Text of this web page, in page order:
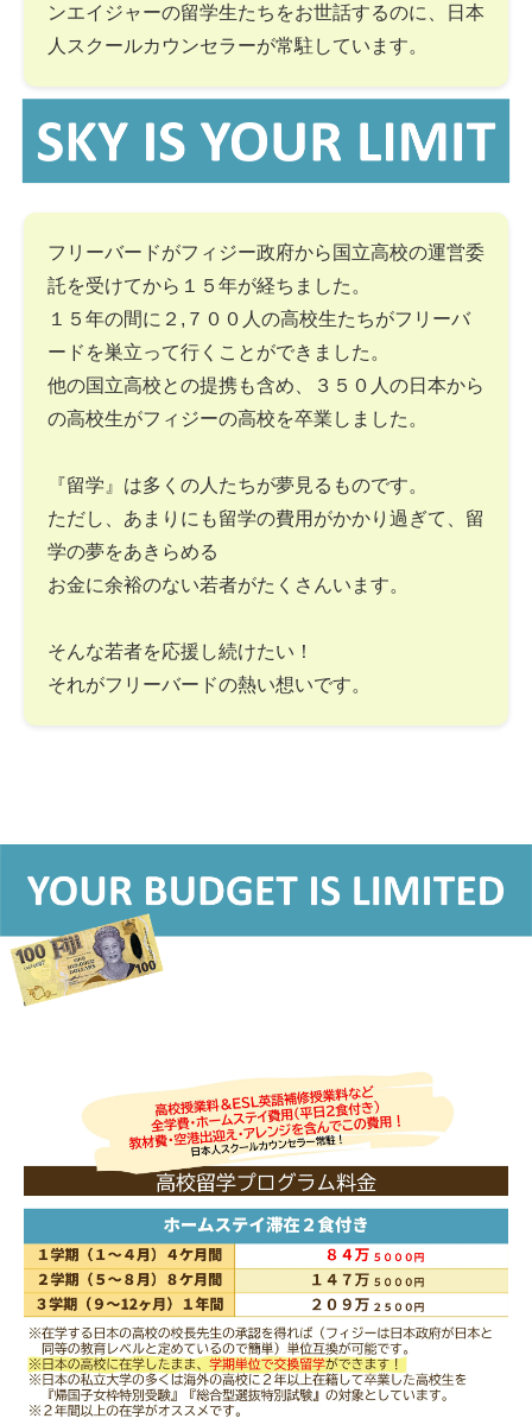
ンエイジャーの留学生たちをお世話するのに、日本
人スクールカウンセラーが常駐しています。
フリーバードがフィジー政府から国立高校の運営委
託を受けてから１５年が経ちました。
１５年の間に２,７００人の高校生たちがフリーバ
ードを巣立って行くことができました。
他の国立高校との提携も含め、３５０人の日本から
の高校生がフィジーの高校を卒業しました。
『留学』は多くの人たちが夢見るものです。
ただし、あまりにも留学の費用がかかり過ぎて、留
学の夢をあきらめる
お金に余裕のない若者がたくさんいます。
そんな若者を応援し続けたい！
それがフリーバードの熱い想いです。